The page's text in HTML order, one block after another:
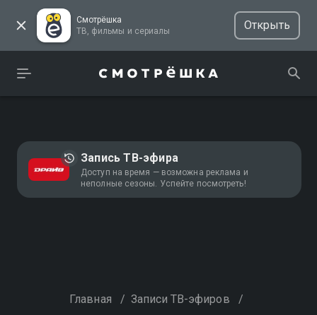
Смотрёшка
ТВ, фильмы и сериалы
Открыть
Запись ТВ-эфира
Доступ на время — возможна реклама и
неполные сезоны. Успейте посмотреть!
Главная / Записи ТВ-эфиров /